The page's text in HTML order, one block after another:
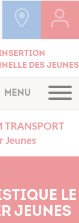
des jeunes
MENU
TRANSPORT
Jeunes
LE
JEUNES